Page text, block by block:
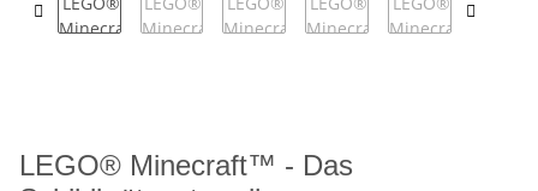
LEGO® Minecraft™ - Das